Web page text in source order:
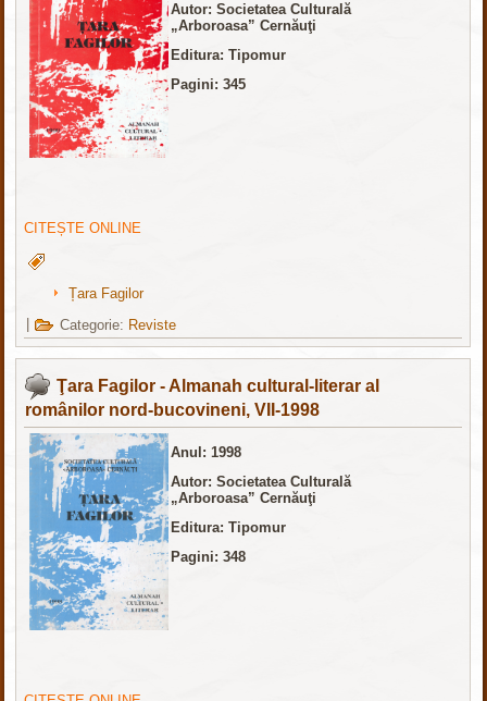
Autor: Societatea Culturală
„Arboroasa” Cernăuţi
Editura: Tipomur
Pagini: 345
CITEȘTE ONLINE
Țara Fagilor
Categorie: Reviste
Ţara Fagilor - Almanah cultural-literar al
românilor nord-bucovineni, VII-1998
Anul: 1998
Autor: Societatea Culturală
„Arboroasa” Cernăuţi
Editura: Tipomur
Pagini: 348